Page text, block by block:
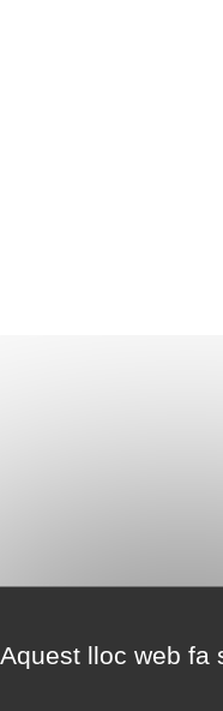
Aquest lloc web fa